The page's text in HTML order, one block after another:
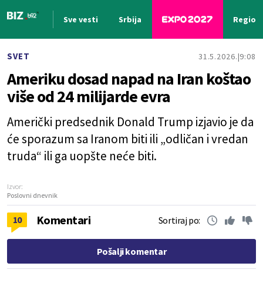
Sve vesti Srbija Region
SVET 31.5.2026. 9:08
Ameriku dosad napad na Iran koštao
više od 24 milijarde evra
Američki predsednik Donald Trump izjavio je da
će sporazum sa Iranom biti ili „odličan i vredan
truda“ ili ga uopšte neće biti.
Izvor:
Poslovni dnevnik
10 Komentari Sortiraj po:
Pošalji komentar